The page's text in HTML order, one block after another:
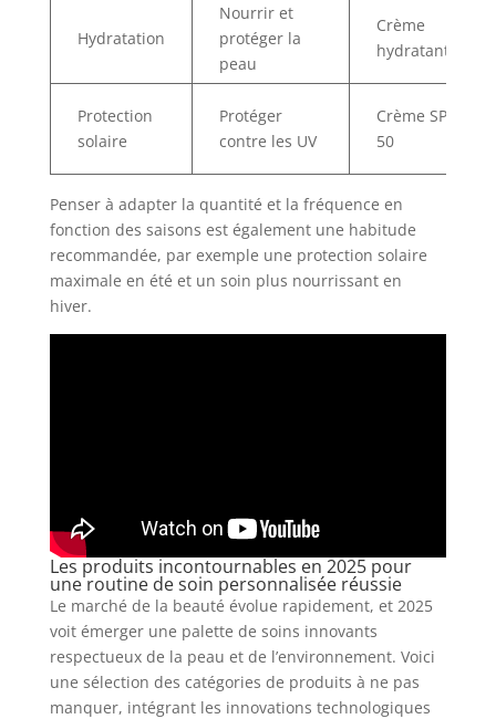
Hydratation
Nourrir et
protéger la
peau
Crème
hydratante
Protection
solaire
Protéger
contre les UV
Crème SPF
50
Penser à adapter la quantité et la fréquence en
fonction des saisons est également une habitude
recommandée, par exemple une protection solaire
maximale en été et un soin plus nourrissant en
hiver.
Les produits incontournables en 2025 pour
une routine de soin personnalisée réussie
Le marché de la beauté évolue rapidement, et 2025
voit émerger une palette de soins innovants
respectueux de la peau et de l’environnement. Voici
une sélection des catégories de produits à ne pas
manquer, intégrant les innovations technologiques